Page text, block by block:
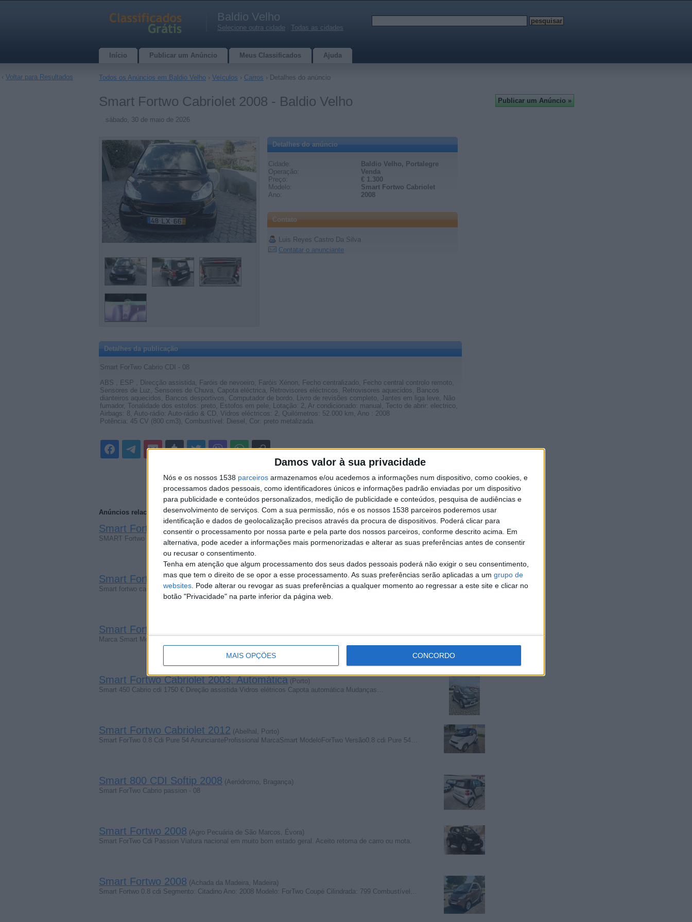
Damos valor à sua privacidade
Nós e os nossos 1538 parceiros armazenamos e/ou acedemos a informações num dispositivo, como cookies, e
processamos dados pessoais, como identificadores únicos e informações padrão enviadas por um dispositivo
para publicidade e conteúdos personalizados, medição de publicidade e conteúdos, pesquisa de audiências e
desenvolvimento de serviços. Com a sua permissão, nós e os nossos 1538 parceiros poderemos usar
identificação e dados de geolocalização precisos através da procura de dispositivos. Poderá clicar para
consentir o processamento por nossa parte e pela parte dos nossos parceiros, conforme descrito acima. Em
alternativa, pode aceder a informações mais pormenorizadas e alterar as suas preferências antes de consentir
ou recusar o consentimento.
Tenha em atenção que algum processamento dos seus dados pessoais poderá não exigir o seu consentimento,
mas que tem o direito de se opor a esse processamento. As suas preferências serão aplicadas a um grupo de
websites . Pode alterar ou revogar as suas preferências a qualquer momento ao regressar a este site e clicar no
botão "Privacidade" na parte inferior da página web.
MAIS OPÇÕES CONCORDO
Baldio Velho
Selecione outra cidade Todas as cidades
Início Publicar um Anúncio Meus Classificados Ajuda
Todos os Anúncios em Baldio Velho › Veículos › Carros › Detalhes do anúncio
Smart Fortwo Cabriolet 2008 - Baldio Velho
sábado, 30 de maio de 2026
Detalhes do anúncio
Cidade:
Baldio Velho, Portalegre
Operação:
Venda
Preço:
€ 1.300
Modelo:
Smart Fortwo Cabriolet
Ano:
2008
Contato
Luis Reyes Castro Da Silva
Contatar o anunciante
Detalhes da publicação
Smart ForTwo Cabrio CDI - 08
ABS , ESP , Direcção assistida, Faróis de nevoeiro, Faróis Xénon, Fecho centralizado, Fecho central controlo remoto,
Sensores de Luz, Sensores de Chuva, Capota eléctrica, Retrovisores eléctricos, Retrovisores aquecidos, Bancos
dianteiros aquecidos, Bancos desportivos, Computador de bordo, Livro de revisões completo, Jantes em liga leve, Não
fumador, Tonalidade dos estofos: preto, Estofos em pele, Lotação: 2, Ar condicionado: manual, Tecto de abrir: electrico,
Airbags: 8, Auto-rádio: Auto-rádio & CD, Vidros eléctricos: 2, Quilómetros: 52.000 km, Ano : 2008
Potência: 45 CV (800 cm3), Combustível: Diesel, Cor: preto metalizada.
Denunciar o anúncio
Anúncios relacionados
Smart Fortwo Cabriolet 2008(Amieiras, Castelo Branco)
SMART Fortwo Cabrio 84cv Segmento: Pequeno Citadino Matrícula: 24-GH-21 Ano: 2008 Modelo: Fortwo…
Smart Fortwo Cabriolet 2008 (Ribeiro da Caçada, Guarda)
Smart fortwo cabrio 1.0 gasolina 2008 Segmento: Pequeno Citadino Matrícula: 76FC70 Ano: 2008…
Smart Fortwo Cabriolet 2008
Marca Smart Modelo Fortwo Cabrio Versão 0.8 cdi Passion 45 Combustível Diesel Registo Outubro 2008…
Smart Fortwo Cabriolet 2003, Automática (Porto)
Smart 450 Cabrio cdi 1750 € Direção assistida Vidros elétricos Capota automática Mudanças…
Smart Fortwo Cabriolet 2012 (Abelhal, Porto)
Smart ForTwo 0.8 Cdi Pure 54 AnuncianteProfissional MarcaSmart ModeloForTwo Versão0.8 cdi Pure 54…
Smart 800 CDI Softip 2008 (Aeródromo, Bragança)
Smart ForTwo Cabrio passion - 08
Smart Fortwo 2008 (Agro Pecuária de São Marcos, Évora)
Smart ForTwo Cdi Passion Viatura nacional em muito bom estado geral. Aceito retoma de carro ou mota.
Smart Fortwo 2008 (Achada da Madeira, Madeira)
Smart Fortwo 0.8 cdi Segmento: Citadino Ano: 2008 Modelo: ForTwo Coupé Cilindrada: 799 Combustível…
‹ Voltar para Resultados